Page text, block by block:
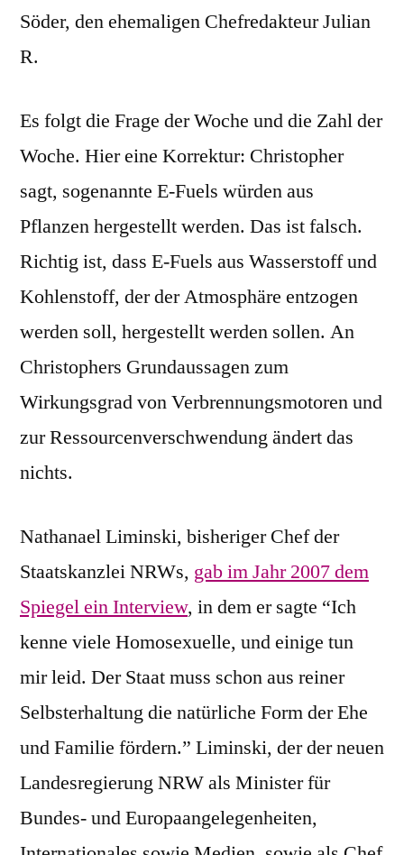
Söder, den ehemaligen Chefredakteur Julian
R.
Es folgt die Frage der Woche und die Zahl der
Woche. Hier eine Korrektur: Christopher
sagt, sogenannte E-Fuels würden aus
Pflanzen hergestellt werden. Das ist falsch.
Richtig ist, dass E-Fuels aus Wasserstoff und
Kohlenstoff, der der Atmosphäre entzogen
werden soll, hergestellt werden sollen. An
Christophers Grundaussagen zum
Wirkungsgrad von Verbrennungsmotoren und
zur Ressourcenverschwendung ändert das
nichts.
Nathanael Liminski, bisheriger Chef der
Staatskanzlei NRWs, gab im Jahr 2007 dem
Spiegel ein Interview, in dem er sagte “Ich
kenne viele Homosexuelle, und einige tun
mir leid. Der Staat muss schon aus reiner
Selbsterhaltung die natürliche Form der Ehe
und Familie fördern.” Liminski, der der neuen
Landesregierung NRW als Minister für
Bundes- und Europaangelegenheiten,